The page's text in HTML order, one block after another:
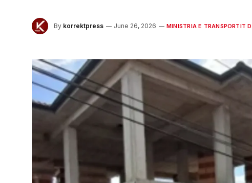
By korrektpress June 26, 2026 MINISTRIA E TRANSPORTIT